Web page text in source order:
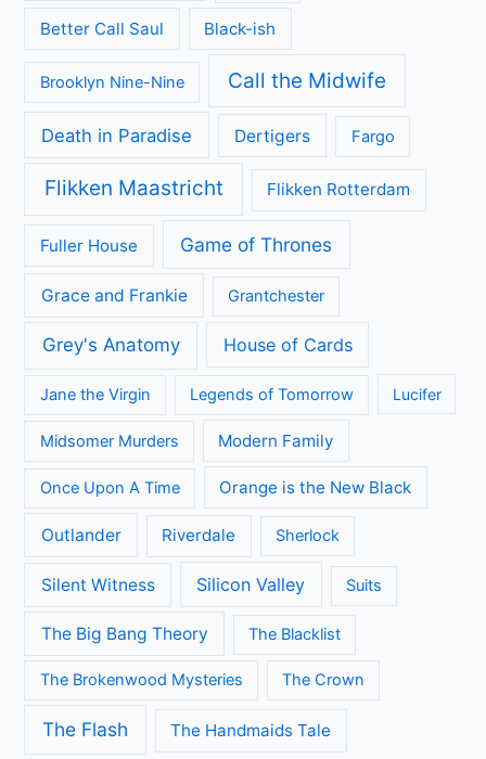
Better Call Saul Black-ish
Brooklyn Nine-Nine Call the Midwife
Death in Paradise Dertigers Fargo
Flikken Maastricht Flikken Rotterdam
Fuller House Game of Thrones
Grace and Frankie Grantchester
Grey's Anatomy House of Cards
Jane the Virgin Legends of Tomorrow Lucifer
Midsomer Murders Modern Family
Once Upon A Time Orange is the New Black
Outlander Riverdale Sherlock
Silent Witness Silicon Valley Suits
The Big Bang Theory The Blacklist
The Brokenwood Mysteries The Crown
The Flash The Handmaids Tale